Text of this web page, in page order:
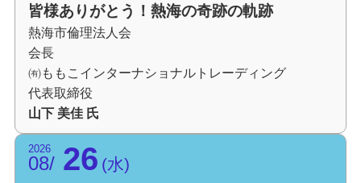
皆様ありがとう！熱海の奇跡の軌跡
熱海市倫理法人会
会長
㈲ももこインターナショナルトレーディング
代表取締役
山下 美佳 氏
2026
08 26 水